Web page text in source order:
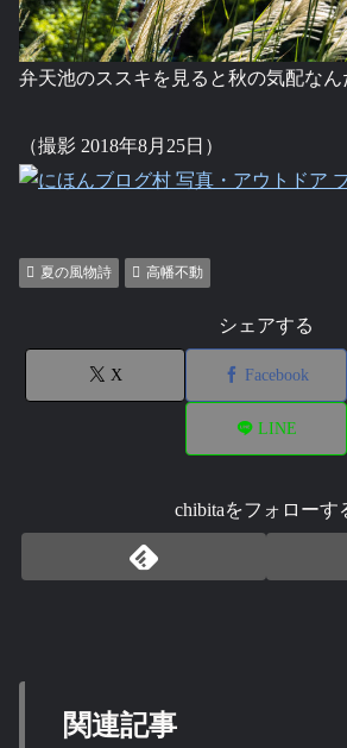
弁天池のススキを見ると秋の気配なん
（撮影 2018年8月25日）
夏の風物詩 高幡不動
シェアする
X Facebook
LINE
chibitaをフォローす
関連記事